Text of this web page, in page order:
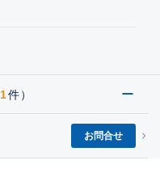
1件）
お問合せ